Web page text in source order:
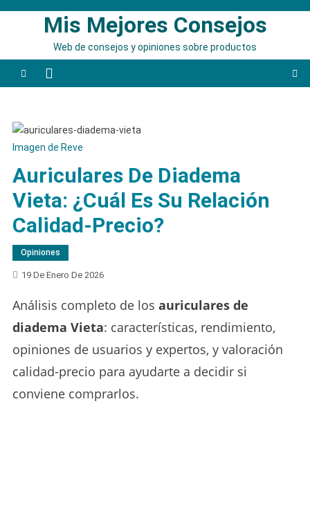
Mis Mejores Consejos
Web de consejos y opiniones sobre productos
Imagen de Reve
Auriculares De Diadema
Vieta: ¿Cuál Es Su Relación
Calidad-Precio?
Opiniones
19 De Enero De 2026
Análisis completo de los auriculares de
diadema Vieta: características, rendimiento,
opiniones de usuarios y expertos, y valoración
calidad-precio para ayudarte a decidir si
conviene comprarlos.